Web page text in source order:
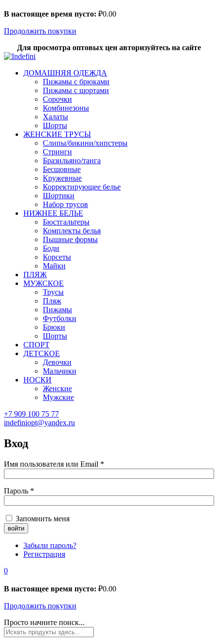
В настоящее время пусто: ₽0.00
Продолжить покупки
Для просмотра оптовых цен авторизуйтесь на сайте
ДОМАШНЯЯ ОДЕЖДА
Пижамы с брюками
Пижамы с шортами
Сорочки
Комбинезоны
Халаты
Шорты
ЖЕНСКИЕ ТРУСЫ
Слипы/бикини/хипстеры
Стринги
Бразильяно/танга
Бесшовные
Кружевные
Корректирующее белье
Шортики
Набор трусов
НИЖНЕЕ БЕЛЬЕ
Бюстгальтеры
Комплекты белья
Пышные формы
Боди
Корсеты
Майки
ПЛЯЖ
МУЖСКОЕ
Трусы
Пляж
Пижамы
Футболки
Брюки
Шорты
СПОРТ
ДЕТСКОЕ
Девочки
Мальчики
НОСКИ
Женские
Мужские
+7 909 100 75 77
indefiniopt@yandex.ru
Вход
Имя пользователя или Email *
Пароль *
Запомнить меня
Забыли пароль?
Регистрация
0
В настоящее время пусто: ₽0.00
Продолжить покупки
Просто начните поиск...